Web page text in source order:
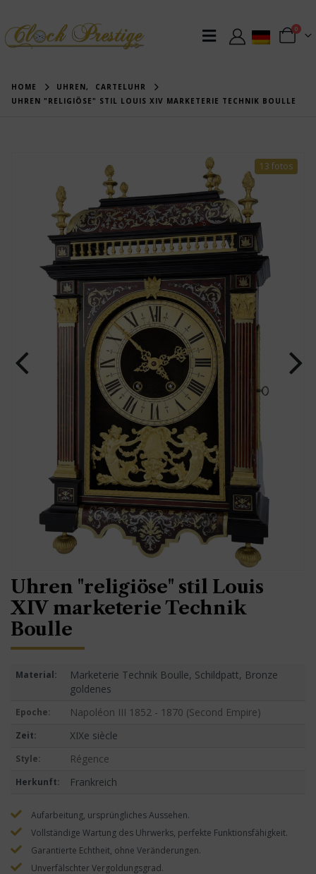
0
HOME UHREN,
CARTELUHR
UHREN "RELIGIÖSE" STIL LOUIS XIV MARKETERIE TECHNIK BOULLE
13 fotos
Uhren "religiöse" stil Louis
XIV marketerie Technik
Boulle
Material:
Marketerie Technik Boulle, Schildpatt, Bronze
goldenes
Epoche: Napoléon III 1852 - 1870 (Second Empire)
Zeit: XIXe siècle
Style: Régence
Herkunft: Frankreich
Aufarbeitung, ursprüngliches Aussehen.
Vollständige Wartung des Uhrwerks, perfekte Funktionsfähigkeit.
Garantierte Echtheit, ohne Veränderungen.
Unverfälschter Vergoldungsgrad.